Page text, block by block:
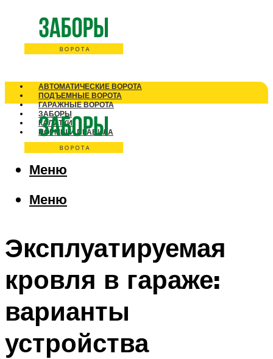
АВТОМАТИЧЕСКИЕ ВОРОТА
ПОДЪЕМНЫЕ ВОРОТА
ГАРАЖНЫЕ ВОРОТА
ЗАБОРЫ
КАЛИТКИ
НОРМЫ И ПРАВИЛА
Меню
Меню
Эксплуатируемая
кровля в гараже:
варианты
устройства